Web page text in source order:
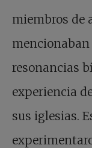
miembros de
resonancias
experiencia
sus iglesias.